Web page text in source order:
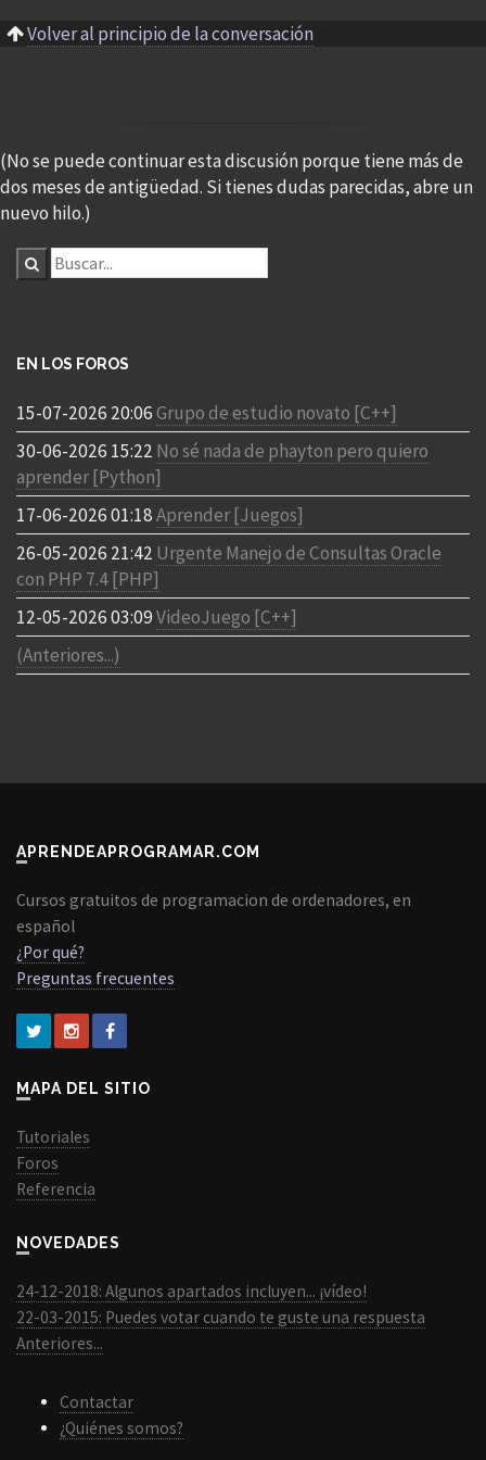
Volver al principio de la conversación
(No se puede continuar esta discusión porque tiene más de
dos meses de antigüedad. Si tienes dudas parecidas, abre un
nuevo hilo.)
EN LOS FOROS
15-07-2026 20:06Grupo de estudio novato [C++]
30-06-2026 15:22 No sé nada de phayton pero quiero
aprender [Python]
17-06-2026 01:18Aprender [Juegos]
26-05-2026 21:42 Urgente Manejo de Consultas Oracle
con PHP 7.4 [PHP]
12-05-2026 03:09VideoJuego [C++]
(Anteriores...)
APRENDEAPROGRAMAR.COM
Cursos gratuitos de programacion de ordenadores, en
español
¿Por qué?
Preguntas frecuentes
MAPA DEL SITIO
Tutoriales
Foros
Referencia
NOVEDADES
24-12-2018: Algunos apartados incluyen... ¡vídeo!
22-03-2015: Puedes votar cuando te guste una respuesta
Anteriores...
Contactar
¿Quiénes somos?